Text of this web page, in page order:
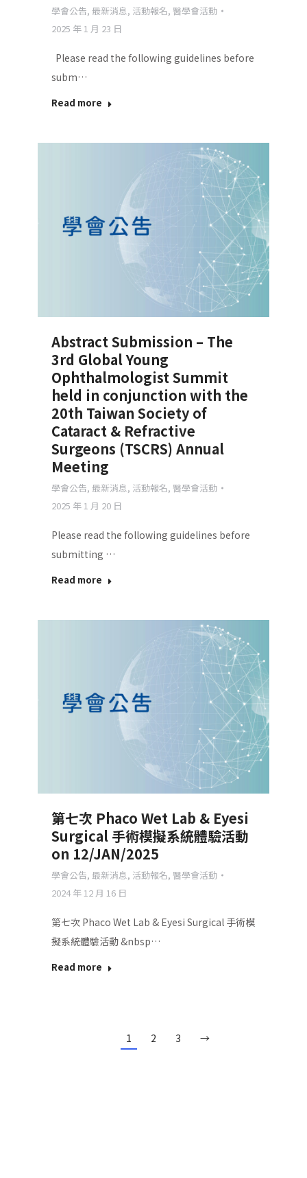
學會公告, 最新消息, 活動報名, 醫學會活動
2025 年 1 月 23 日
Please read the following guidelines before
subm…
Read more
Abstract Submission – The
3rd Global Young
Ophthalmologist Summit
held in conjunction with the
20th Taiwan Society of
Cataract & Refractive
Surgeons (TSCRS) Annual
Meeting
學會公告, 最新消息, 活動報名, 醫學會活動
2025 年 1 月 20 日
Please read the following guidelines before
submitting …
Read more
第七次 Phaco Wet Lab & Eyesi
Surgical 手術模擬系統體驗活動
on 12/JAN/2025
學會公告, 最新消息, 活動報名, 醫學會活動
2024 年 12 月 16 日
第七次 Phaco Wet Lab & Eyesi Surgical 手術模
擬系統體驗活動 &nbsp…
Read more
1 2 3 →